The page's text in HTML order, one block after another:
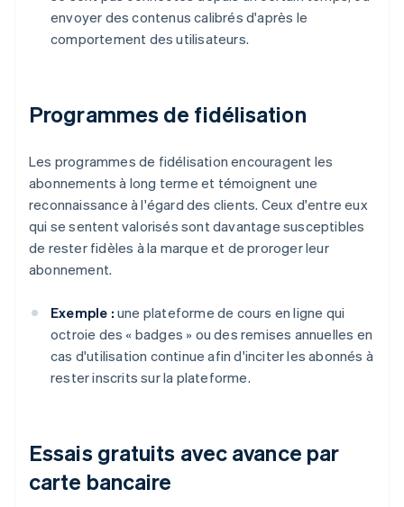
envoyer des contenus calibrés d'après le
comportement des utilisateurs.
Programmes de fidélisation
Les programmes de fidélisation encouragent les
abonnements à long terme et témoignent une
reconnaissance à l'égard des clients. Ceux d'entre eux
qui se sentent valorisés sont davantage susceptibles
de rester fidèles à la marque et de proroger leur
abonnement.
Exemple : une plateforme de cours en ligne qui
octroie des « badges » ou des remises annuelles en
cas d'utilisation continue afin d'inciter les abonnés à
rester inscrits sur la plateforme.
Essais gratuits avec avance par
carte bancaire